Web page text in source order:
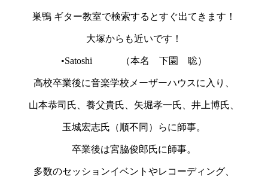
巣鴨 ギター教室で検索するとすぐ出てきます！
大塚からも近いです！
•Satoshi （本名 下園 聡）
高校卒業後に音楽学校メーザーハウスに入り、
山本恭司氏、養父貴氏、矢堀孝一氏、井上博氏、
玉城宏志氏（順不同）らに師事。
卒業後は宮脇俊郎氏に師事。
多数のセッションイベントやレコーディング、